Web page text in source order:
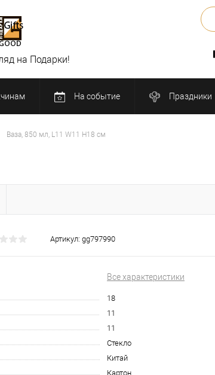
на Подарки!
На событие Праздники
Ваза, 850 мл, L11 W11 H18 см
Артикул: gg797990
Все характеристики
18
11
11
Стекло
Китай
Картон